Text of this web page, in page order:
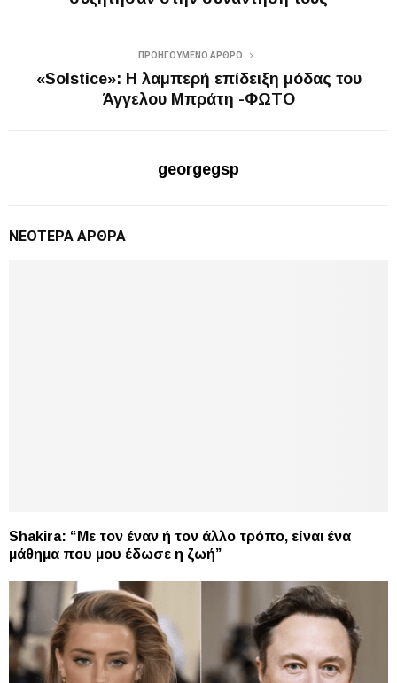
ΠΡΟΗΓΟΎΜΕΝΟ ΆΡΘΡΟ
«Solstice»: Η λαμπερή επίδειξη μόδας του
Άγγελου Μπράτη -ΦΩΤΟ
georgegsp
ΝΕΌΤΕΡΑ ΆΡΘΡΑ
Shakira: “Με τον έναν ή τον άλλο τρόπο, είναι ένα
μάθημα που μου έδωσε η ζωή”